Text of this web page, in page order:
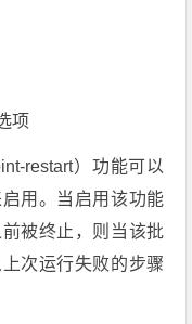
项
restart）功能可以
用。当启用该功能
被终止，则当该批
次运行失败的步骤